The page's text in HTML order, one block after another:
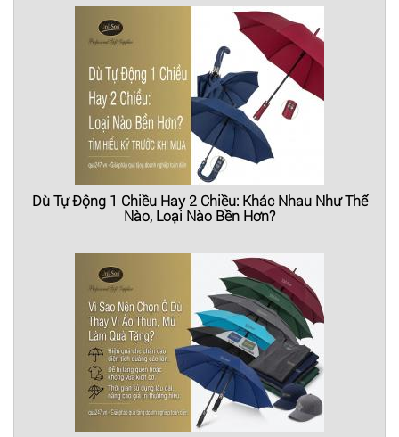
Dù Tự Động 1 Chiều Hay 2 Chiều: Khác Nhau Như Thế
Nào, Loại Nào Bền Hơn?